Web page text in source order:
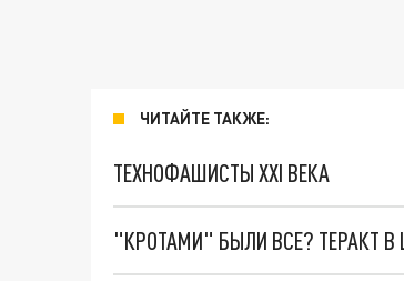
ЧИТАЙТЕ ТАКЖЕ:
ТЕХНОФАШИСТЫ XXI ВЕКА
"КРОТАМИ" БЫЛИ ВСЕ? ТЕРАКТ